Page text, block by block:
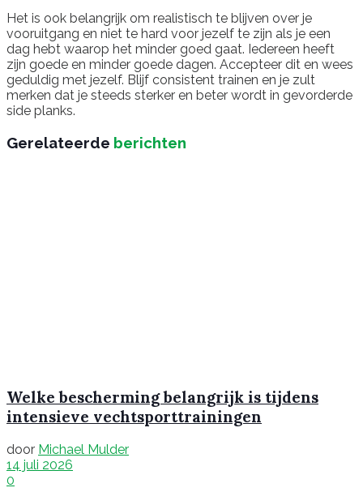
Het is ook belangrijk om realistisch te blijven over je
vooruitgang en niet te hard voor jezelf te zijn als je een
dag hebt waarop het minder goed gaat. Iedereen heeft
zijn goede en minder goede dagen. Accepteer dit en wees
geduldig met jezelf. Blijf consistent trainen en je zult
merken dat je steeds sterker en beter wordt in gevorderde
side planks.
Gerelateerde berichten
Welke bescherming belangrijk is tijdens
intensieve vechtsporttrainingen
door Michael Mulder
14 juli 2026
0